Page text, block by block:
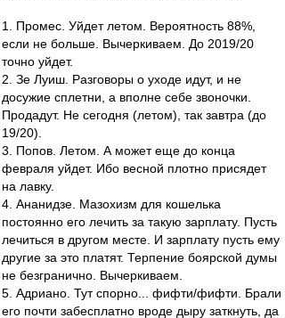
1. Промес. Уйдет летом. Вероятность 88%,
если не больше. Вычеркиваем. До 2019/20
точно уйдет.
2. Зе Луиш. Разговоры о уходе идут, и не
досужие сплетни, а вполне себе звоночки.
Продадут. Не сегодня (летом), так завтра (до
19/20).
3. Попов. Летом. А может еще до конца
февраля уйдет. Ибо весной плотно присядет
на лавку.
4. Ананидзе. Мазохизм для кошелька
постоянно его лечить за такую зарплату. Пусть
лечиться в другом месте. И зарплату пусть ему
другие за это платят. Терпение боярской думы
не безгранично. Вычеркиваем.
5. Адриано. Тут спорно... фифти/фифти. Брали
его почти забесплатно вроде дыру заткнуть, да